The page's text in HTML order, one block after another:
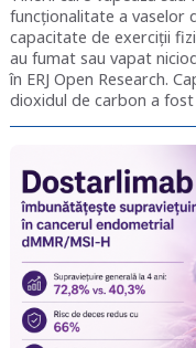
funcționalitate a vaselor
capacitate de exerciții
au fumat sau vapat
în ERJ Open Research.
dioxidul de carbon a